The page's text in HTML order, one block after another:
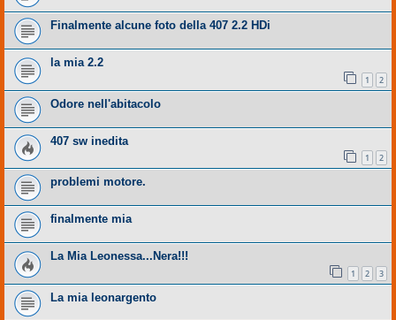
Finalmente alcune foto della 407 2.2 HDi
la mia 2.2
1 2
Odore nell'abitacolo
407 sw inedita
1 2
problemi motore.
finalmente mia
La Mia Leonessa...Nera!!!
1 2 3
La mia leonargento